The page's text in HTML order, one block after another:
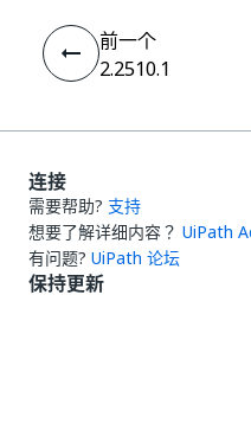
前一个
2.2510.1
连接
需要帮助? 支持
想要了解详细内容？ UiPath
有问题? UiPath 论坛
保持更新